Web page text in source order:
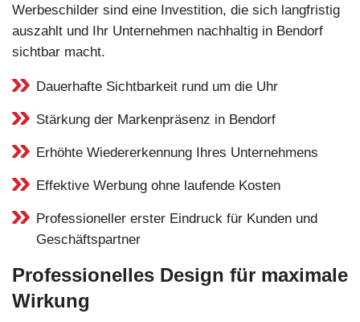
Werbeschilder sind eine Investition, die sich langfristig
auszahlt und Ihr Unternehmen nachhaltig in Bendorf
sichtbar macht.
Dauerhafte Sichtbarkeit rund um die Uhr
Stärkung der Markenpräsenz in Bendorf
Erhöhte Wiedererkennung Ihres Unternehmens
Effektive Werbung ohne laufende Kosten
Professioneller erster Eindruck für Kunden und
Geschäftspartner
Professionelles Design für maximale
Wirkung